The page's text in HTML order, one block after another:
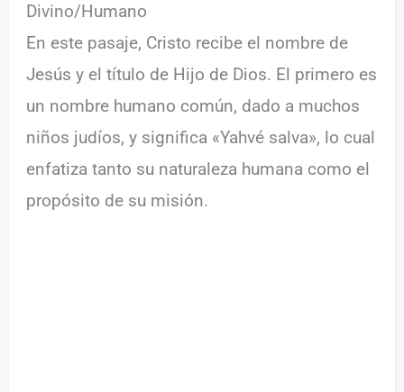
Divino/Humano
En este pasaje, Cristo recibe el nombre de
Jesús y el título de Hijo de Dios. El primero es
un nombre humano común, dado a muchos
niños judíos, y significa «Yahvé salva», lo cual
enfatiza tanto su naturaleza humana como el
propósito de su misión.